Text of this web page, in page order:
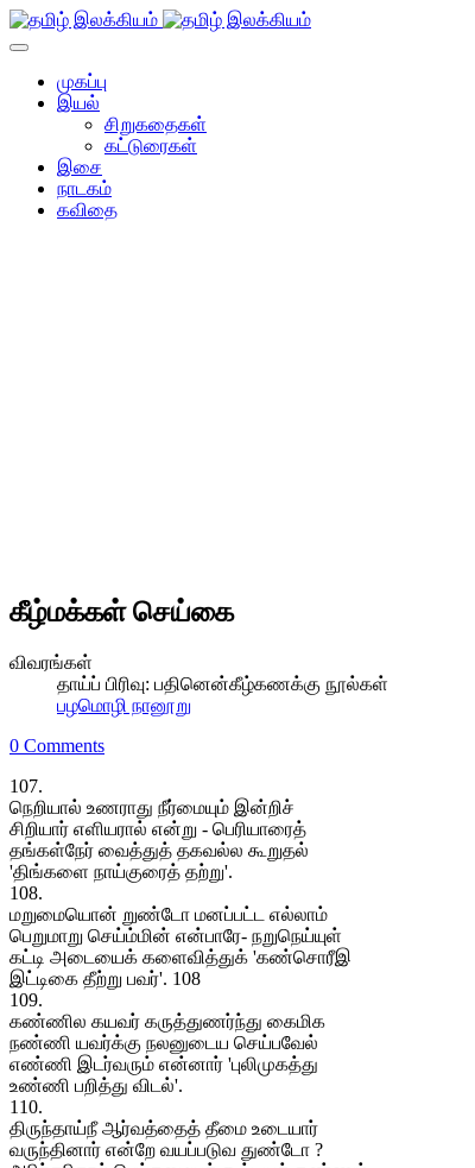
முகப்பு
இயல்
சிறுகதைகள்
கட்டுரைகள்
இசை
நாடகம்
கவிதை
கீழ்மக்கள் செய்கை
விவரங்கள்
தாய்ப் பிரிவு: பதினென்கீழ்கணக்கு நூல்கள்
பழமொழி நானூறு
0 Comments
107.
நெறியால் உணராது நீர்மையும் இன்றிச்
சிறியார் எளியரால் என்று - பெரியாரைத்
தங்கள்நேர் வைத்துத் தகவல்ல கூறுதல்
'திங்களை நாய்குரைத் தற்று'.
108.
மறுமையொன் றுண்டோ மனப்பட்ட எல்லாம்
பெறுமாறு செய்ம்மின் என்பாரே- நறுநெய்யுள்
கட்டி அடையைக் களைவித்துக் 'கண்சொரீஇ
இட்டிகை தீற்று பவர்'. 108
109.
கண்ணில கயவர் கருத்துணர்ந்து கைமிக
நண்ணி யவர்க்கு நலனுடைய செய்பவேல்
எண்ணி இடர்வரும் என்னார் 'புலிமுகத்து
உண்ணி பறித்து விடல்'.
110.
திருந்தாய்நீ ஆர்வத்தைத் தீமை உடையார்
வருந்தினார் என்றே வயப்படுவ துண்டோ ?